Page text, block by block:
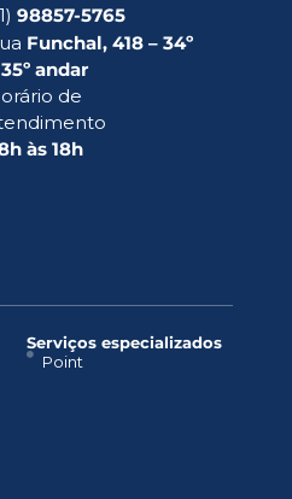
98857-5765
Funchal, 418 – 34º
andar
de
às 18h
Serviços especializados
Point